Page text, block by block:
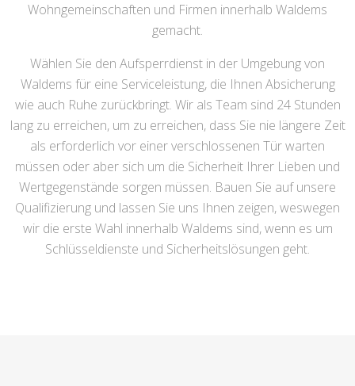
Wohngemeinschaften und Firmen innerhalb Waldems
gemacht.
Wählen Sie den Aufsperrdienst in der Umgebung von
Waldems für eine Serviceleistung, die Ihnen Absicherung
wie auch Ruhe zurückbringt. Wir als Team sind 24 Stunden
lang zu erreichen, um zu erreichen, dass Sie nie längere Zeit
als erforderlich vor einer verschlossenen Tür warten
müssen oder aber sich um die Sicherheit Ihrer Lieben und
Wertgegenstände sorgen müssen. Bauen Sie auf unsere
Qualifizierung und lassen Sie uns Ihnen zeigen, weswegen
wir die erste Wahl innerhalb Waldems sind, wenn es um
Schlüsseldienste und Sicherheitslösungen geht.